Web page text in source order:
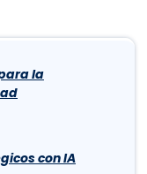
la
con IA